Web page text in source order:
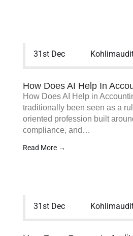
31st Dec
How Does AI Help In
How Does AI Help in
traditionally been seen as a
oriented profession built
compliance, and…
Read More →
31st Dec